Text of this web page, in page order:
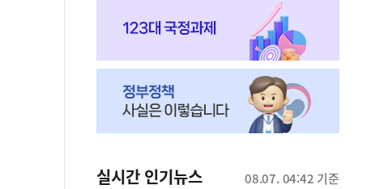
실시간 인기뉴스 08.07. 04:42 기준